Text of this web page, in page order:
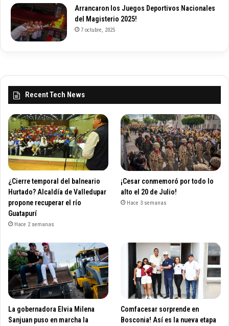
Arrancaron los Juegos Deportivos Nacionales
del Magisterio 2025!
7 octubre, 2025
Recent Tech News
¿Cierre temporal del balneario
Hurtado? Alcaldía de Valledupar
propone recuperar el río
Guatapurí
Hace 2 semanas
¡Cesar conmemoró por todo lo
alto el 20 de Julio!
Hace 3 semanas
La gobernadora Elvia Milena
Sanjuan puso en marcha la
Comfacesar sorprende en
Bosconia! Así es la nueva etapa